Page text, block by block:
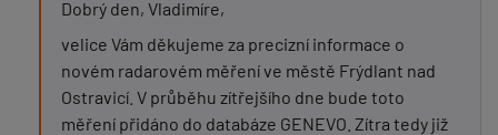
Dobrý den, Vladimíre,
velice Vám děkujeme za precizní informace o
novém radarovém měření ve městě Frýdlant nad
Ostravicí. V průběhu zítřejšího dne bude toto
měření přidáno do databáze GENEVO. Zítra tedy již